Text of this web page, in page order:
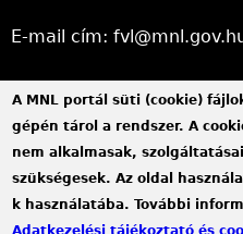
E-mail cím:
Telefonszám: +36 22 313
Hivatali kapu azonosító: MNLFML
KRID: 253813110
Hivatali kapu - Központi
A MNL portál süti (cookie)
gépén tárol a rendszer. A
nem alkalmasak,
szükségesek. Az oldal
k használatába. További
Adatkezelési tájékoztató és